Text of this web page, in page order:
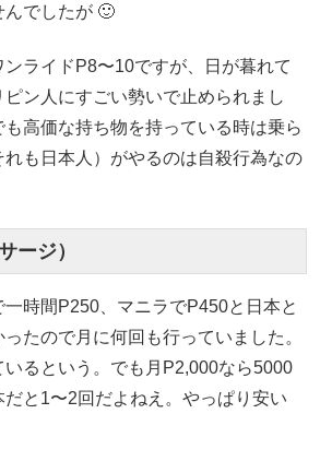
でしたが 🙂
ライドP8〜10ですが、日が暮れて
ン人にすごい勢いで止められまし
高価な持ち物を持っている時は乗ら
も日本人）がやるのは自殺行為なの
ージ）
時間P250、マニラでP450と日本と
たので月に何回も行っていました。
るという。でも月P2,000なら5000
だと1〜2回だよねえ。やっぱり安い